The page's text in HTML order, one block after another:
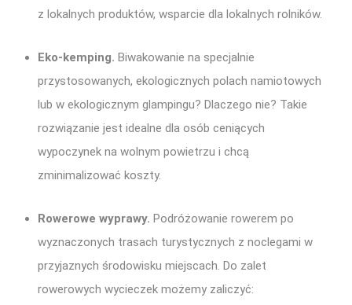
z lokalnych produktów, wsparcie dla lokalnych rolników.
Eko-kemping. Biwakowanie na specjalnie
przystosowanych, ekologicznych polach namiotowych
lub w ekologicznym glampingu? Dlaczego nie? Takie
rozwiązanie jest idealne dla osób ceniących
wypoczynek na wolnym powietrzu i chcą
zminimalizować koszty.
Rowerowe wyprawy. Podróżowanie rowerem po
wyznaczonych trasach turystycznych z noclegami w
przyjaznych środowisku miejscach. Do zalet
rowerowych wycieczek możemy zaliczyć: